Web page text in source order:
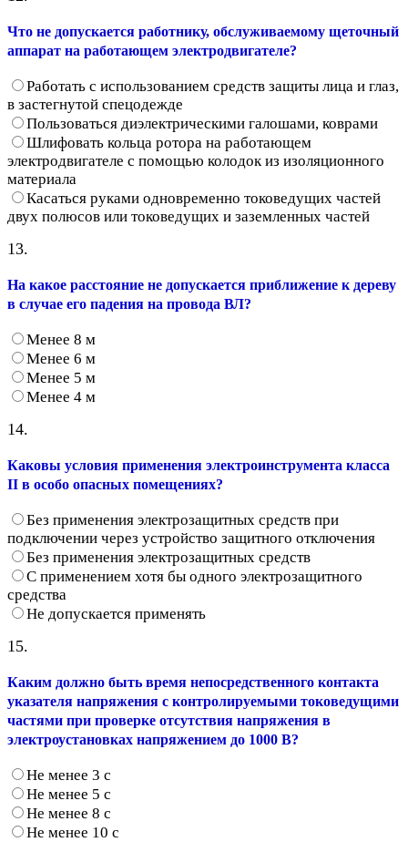
Что не допускается работнику, обслуживаемому щеточный
аппарат на работающем электродвигателе?
Работать с использованием средств защиты лица и глаз,
в застегнутой спецодежде
Пользоваться диэлектрическими галошами, коврами
Шлифовать кольца ротора на работающем
электродвигателе с помощью колодок из изоляционного
материала
Касаться руками одновременно токоведущих частей
двух полюсов или токоведущих и заземленных частей
13.
На какое расстояние не допускается приближение к дереву
в случае его падения на провода ВЛ?
Менее 8 м
Менее 6 м
Менее 5 м
Менее 4 м
14.
Каковы условия применения электроинструмента класса
II в особо опасных помещениях?
Без применения электрозащитных средств при
подключении через устройство защитного отключения
Без применения электрозащитных средств
С применением хотя бы одного электрозащитного
средства
Не допускается применять
15.
Каким должно быть время непосредственного контакта
указателя напряжения с контролируемыми токоведущими
частями при проверке отсутствия напряжения в
электроустановках напряжением до 1000 В?
Не менее 3 с
Не менее 5 с
Не менее 8 с
Не менее 10 с